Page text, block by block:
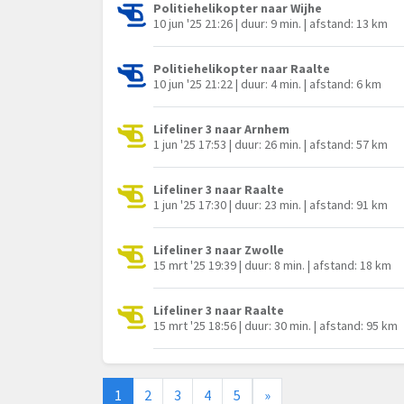
Politiehelikopter naar Wijhe
10 jun '25 21:26 | duur: 9 min. | afstand: 13 km
Politiehelikopter naar Raalte
10 jun '25 21:22 | duur: 4 min. | afstand: 6 km
Lifeliner 3 naar Arnhem
1 jun '25 17:53 | duur: 26 min. | afstand: 57 km
Lifeliner 3 naar Raalte
1 jun '25 17:30 | duur: 23 min. | afstand: 91 km
Lifeliner 3 naar Zwolle
15 mrt '25 19:39 | duur: 8 min. | afstand: 18 km
Lifeliner 3 naar Raalte
15 mrt '25 18:56 | duur: 30 min. | afstand: 95 km
1 2 3 4 5 »